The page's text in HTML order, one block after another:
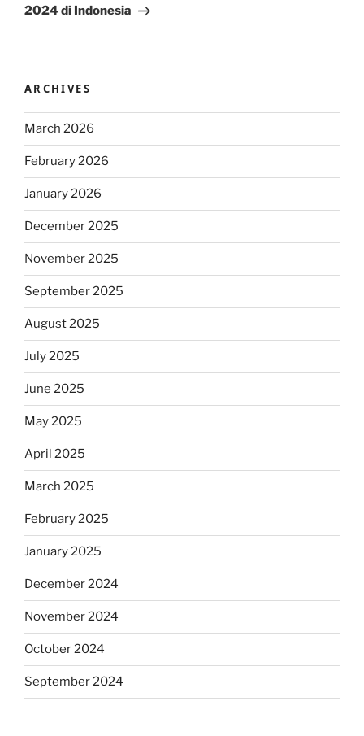
2024 di Indonesia
ARCHIVES
March 2026
February 2026
January 2026
December 2025
November 2025
September 2025
August 2025
July 2025
June 2025
May 2025
April 2025
March 2025
February 2025
January 2025
December 2024
November 2024
October 2024
September 2024